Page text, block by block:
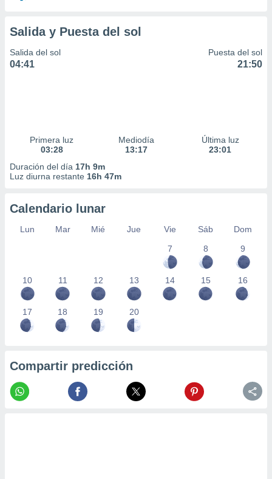
Salida y Puesta del sol
Salida del sol
04:41
Puesta del sol
21:50
Primera luz
03:28
Mediodía
13:17
Última luz
23:01
Duración del día 17h 9m
Luz diurna restante 16h 47m
Calendario lunar
Lun Mar Mié Jue Vie Sáb
Dom
7
8 9
10 11 12 13 14 15 16
17 18 19 20
Compartir predicción